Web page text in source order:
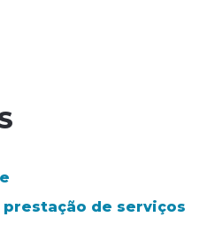
prestação de serviços